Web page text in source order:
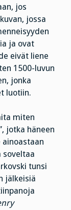
jos
jossa
ja ovat
eivät liene
1500-luvun
jonka
luotiin.
miten
jotka häneen
soveltaa
tunsi
jälkeisiä